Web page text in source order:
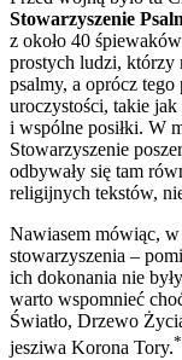
Stowarzyszenie
z około 40
prostych ludzi, którzy
psalmy, a oprócz
uroczystości, takie jak
i wspólne posiłki. W
Stowarzyszenie
odbywały się tam
religijnych tekstów,
Nawiasem mówiąc,
stowarzyszenia –
ich dokonania nie
warto wspomnieć
Światło, Drzewo
jesziwa Korona Tory.*